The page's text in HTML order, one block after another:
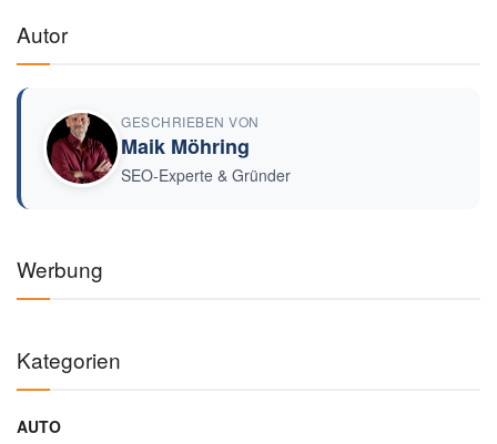
Autor
GESCHRIEBEN VON
Maik Möhring
SEO-Experte & Gründer
Werbung
Kategorien
AUTO